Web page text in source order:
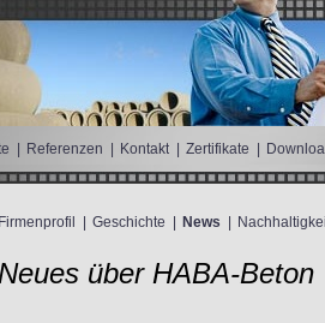
Referenzen Kontakt Zertifikate
Firmenprofil Geschichte News
Neues über HABA-Beton